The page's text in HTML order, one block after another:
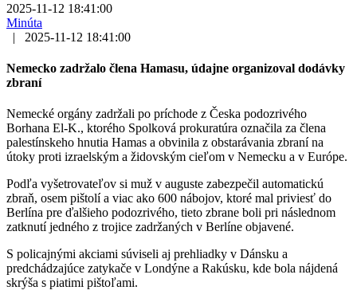
2025-11-12 18:41:00
Minúta
|
2025-11-12 18:41:00
Nemecko zadržalo člena Hamasu, údajne organizoval dodávky
zbraní
Nemecké orgány zadržali po príchode z Česka podozrivého
Borhana El‑K., ktorého Spolková prokuratúra označila za člena
palestínskeho hnutia Hamas a obvinila z obstarávania zbraní na
útoky proti izraelským a židovským cieľom v Nemecku a v Európe.
Podľa vyšetrovateľov si muž v auguste zabezpečil automatickú
zbraň, osem pištolí a viac ako 600 nábojov, ktoré mal priviesť do
Berlína pre ďalšieho podozrivého, tieto zbrane boli pri následnom
zatknutí jedného z trojice zadržaných v Berlíne objavené.
S policajnými akciami súviseli aj prehliadky v Dánsku a
predchádzajúce zatykače v Londýne a Rakúsku, kde bola nájdená
skrýša s piatimi pištoľami.